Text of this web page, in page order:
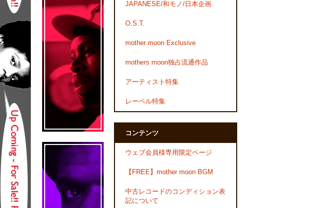
JAPANESE/和モノ/日本企画
O.S.T.
mother moon Exclusive
mothers moon独占流通作品
アーティスト特集
レーベル特集
コンテンツ
ウェブ会員様専用限定ページ
【FREE】mother moon BGM
中古レコードのコンディション表
記について